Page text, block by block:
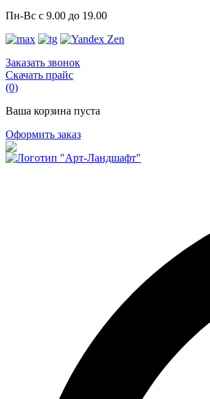
Пн-Вс с 9.00 до 19.00
Заказать звонок
Скачать прайс
(0)
Ваша корзина пуста
Оформить заказ